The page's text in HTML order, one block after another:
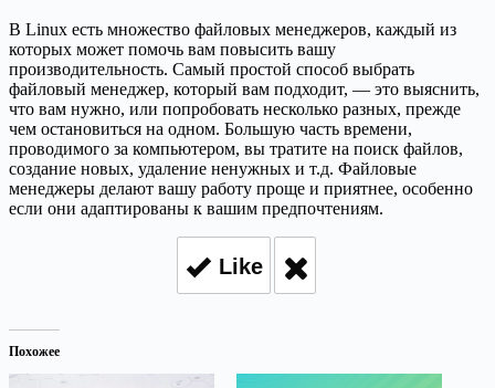
В Linux есть множество файловых менеджеров, каждый из
которых может помочь вам повысить вашу
производительность. Самый простой способ выбрать
файловый менеджер, который вам подходит, — это выяснить,
что вам нужно, или попробовать несколько разных, прежде
чем остановиться на одном. Большую часть времени,
проводимого за компьютером, вы тратите на поиск файлов,
создание новых, удаление ненужных и т.д. Файловые
менеджеры делают вашу работу проще и приятнее, особенно
если они адаптированы к вашим предпочтениям.
Like
Похожее